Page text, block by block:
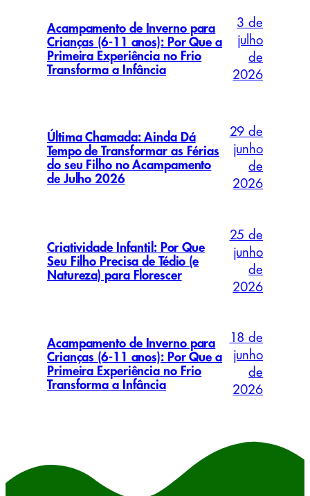
Acampamento de Inverno para
Crianças (6-11 anos): Por Que a
Primeira Experiência no Frio
Transforma a Infância
3 de
julho
de
2026
Última Chamada: Ainda Dá
Tempo de Transformar as Férias
do seu Filho no Acampamento
de Julho 2026
29 de
junho
de
2026
Criatividade Infantil: Por Que
Seu Filho Precisa de Tédio (e
Natureza) para Florescer
25 de
junho
de
2026
Acampamento de Inverno para
Crianças (6-11 anos): Por Que a
Primeira Experiência no Frio
Transforma a Infância
18 de
junho
de
2026